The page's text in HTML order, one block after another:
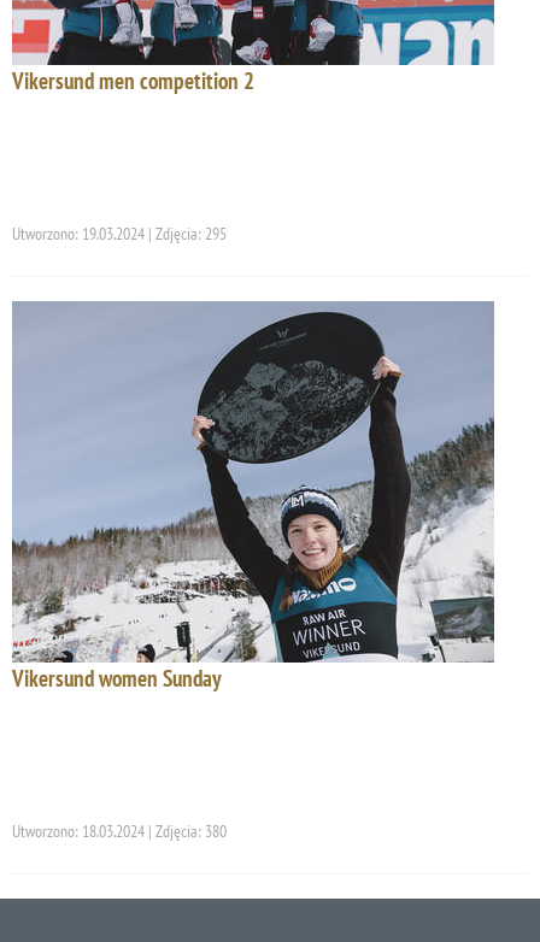
Vikersund men competition 2
Utworzono: 19.03.2024 | Zdjęcia: 295
Vikersund women Sunday
Utworzono: 18.03.2024 | Zdjęcia: 380